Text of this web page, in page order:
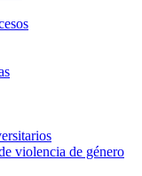
violencia de género